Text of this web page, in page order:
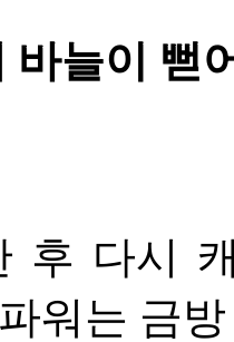
바늘이 뻗
후 다시
워는 금